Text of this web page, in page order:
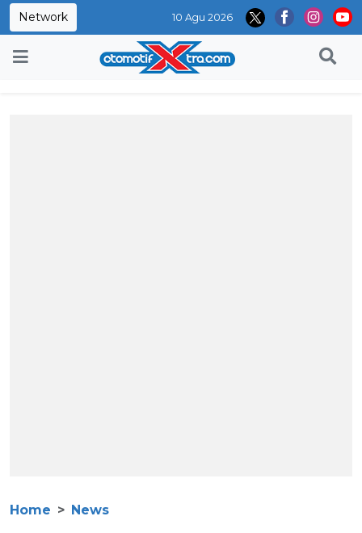
Network 10 Agu 2026
Home News